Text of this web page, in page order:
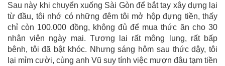
Sau này khi chuyển xuống Sài Gòn để bắt tay xây dựng lại
từ đầu, tôi nhớ có những đêm tôi mở hộp đựng tiền, thấy
chỉ còn 100.000 đồng, không đủ để mua thức ăn cho 30
nhân viên ngày mai. Tương lai rất mông lung, rất bấp
bênh, tôi đã bật khóc. Nhưng sáng hôm sau thức dậy, tôi
lại mỉm cười, cùng anh Vũ suy tính việc mượn đâu tạm tiền